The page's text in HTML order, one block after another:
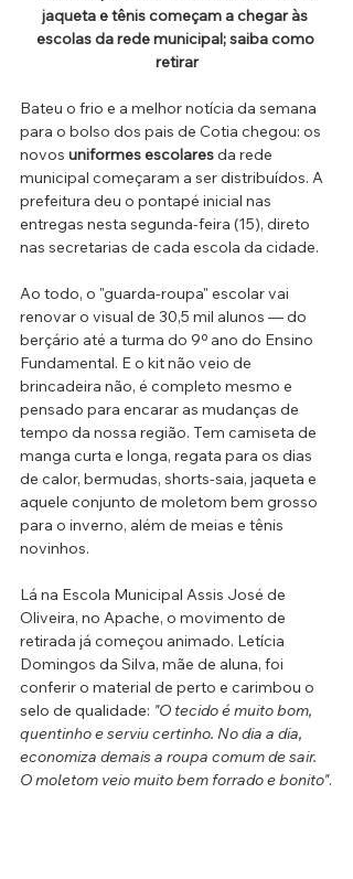
jaqueta e tênis começam a chegar às
escolas da rede municipal; saiba como
retirar
Bateu o frio e a melhor notícia da semana
para o bolso dos pais de Cotia chegou: os
novos uniformes escolares da rede
municipal começaram a ser distribuídos. A
prefeitura deu o pontapé inicial nas
entregas nesta segunda-feira (15), direto
nas secretarias de cada escola da cidade.
Ao todo, o "guarda-roupa" escolar vai
renovar o visual de 30,5 mil alunos — do
berçário até a turma do 9º ano do Ensino
Fundamental. E o kit não veio de
brincadeira não, é completo mesmo e
pensado para encarar as mudanças de
tempo da nossa região. Tem camiseta de
manga curta e longa, regata para os dias
de calor, bermudas, shorts-saia, jaqueta e
aquele conjunto de moletom bem grosso
para o inverno, além de meias e tênis
novinhos.
Lá na Escola Municipal Assis José de
Oliveira, no Apache, o movimento de
retirada já começou animado. Letícia
Domingos da Silva, mãe de aluna, foi
conferir o material de perto e carimbou o
selo de qualidade: "O tecido é muito bom,
quentinho e serviu certinho. No dia a dia,
economiza demais a roupa comum de sair.
O moletom veio muito bem forrado e bonito".